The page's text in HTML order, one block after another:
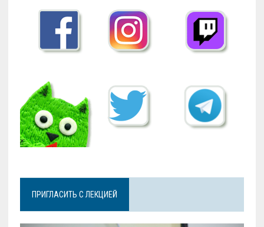
ПРИГЛАСИТЬ С ЛЕКЦИЕЙ